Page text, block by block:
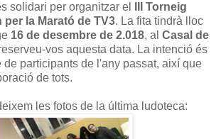
solidari per organitzar el
III Torneig
la Marató de TV3. La fita tindrà lloc
16 de desembre de 2.018, al Casal de
vos aquesta data. La intenció és
de participants de l'any passat, així que
de tots.
les fotos de la última ludoteca: